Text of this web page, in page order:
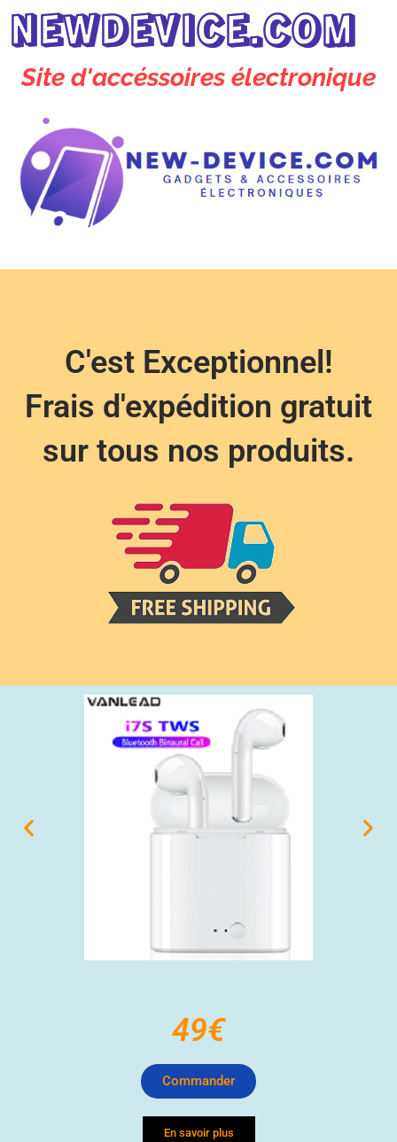
NEWDEVICE.COM
Site d'accéssoires électronique
C'est Exceptionnel!
Frais d'expédition gratuit
sur tous nos produits.
49€
Commander
En savoir plus